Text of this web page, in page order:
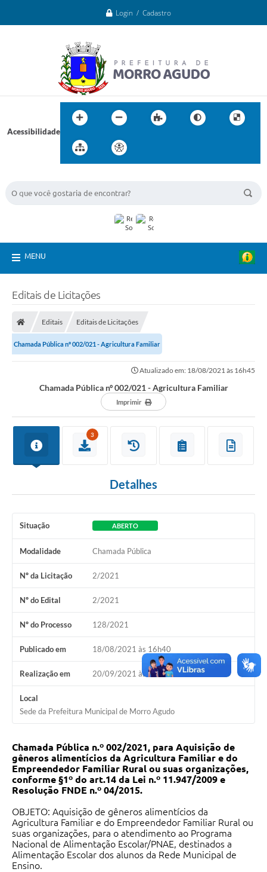
Login / Cadastro
Acessibilidade
MENU
Editais de Licitações
Editais Editais de Licitações
Chamada Pública nº 002/021 - Agricultura Familiar
Atualizado em: 18/08/2021 às 16h45
Chamada Pública nº 002/021 - Agricultura Familiar
Imprimir
3
Detalhes
Situação ABERTO
Modalidade Chamada Pública
Nº da Licitação 2/2021
Nº do Edital 2/2021
Nº do Processo 128/2021
Publicado em 18/08/2021 às 16h40
Realização em 20/09/2021 às 09h10
Local
Sede da Prefeitura Municipal de Morro Agudo
Chamada Pública n.º 002/2021, para Aquisição de
gêneros alimentícios da Agricultura Familiar e do
Empreendedor Familiar Rural ou suas organizações,
conforme §1º do art.14 da Lei n.º 11.947/2009 e
Resolução FNDE n.º 04/2015.
OBJETO: Aquisição de gêneros alimentícios da
Agricultura Familiar e do Empreendedor Familiar Rural ou
suas organizações, para o atendimento ao Programa
Nacional de Alimentação Escolar/PNAE, destinados a
Alimentação Escolar dos alunos da Rede Municipal de
Ensino.